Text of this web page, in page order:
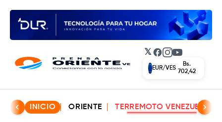
𝕏 Facebook
Instagram
YouTube
EUR/VES
Bs.
702,42
INICIO ORIENTE TERREMOTO VENEZUELA